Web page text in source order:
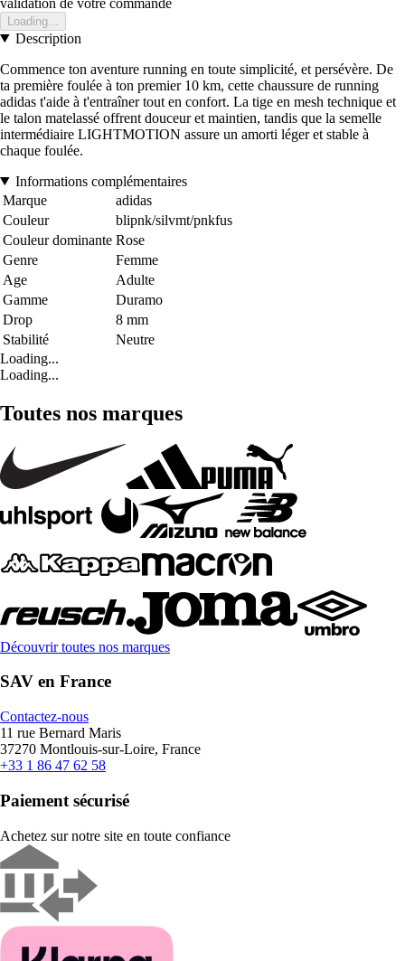
Loading...
Description
Commence ton aventure running en toute simplicité, et persévère. De
ta première foulée à ton premier 10 km, cette chaussure de running
adidas t'aide à t'entraîner tout en confort. La tige en mesh technique et
le talon matelassé offrent douceur et maintien, tandis que la semelle
intermédiaire LIGHTMOTION assure un amorti léger et stable à
chaque foulée.
Informations complémentaires
Marque
adidas
Couleur
blipnk/silvmt/pnkfus
Couleur dominante Rose
Genre
Femme
Age
Adulte
Gamme
Duramo
Drop
8 mm
Stabilité
Neutre
Loading...
Loading...
Toutes nos marques
Découvrir toutes nos marques
SAV en France
Contactez-nous
11 rue Bernard Maris
37270 Montlouis-sur-Loire, France
+33 1 86 47 62 58
Paiement sécurisé
Achetez sur notre site en toute confiance